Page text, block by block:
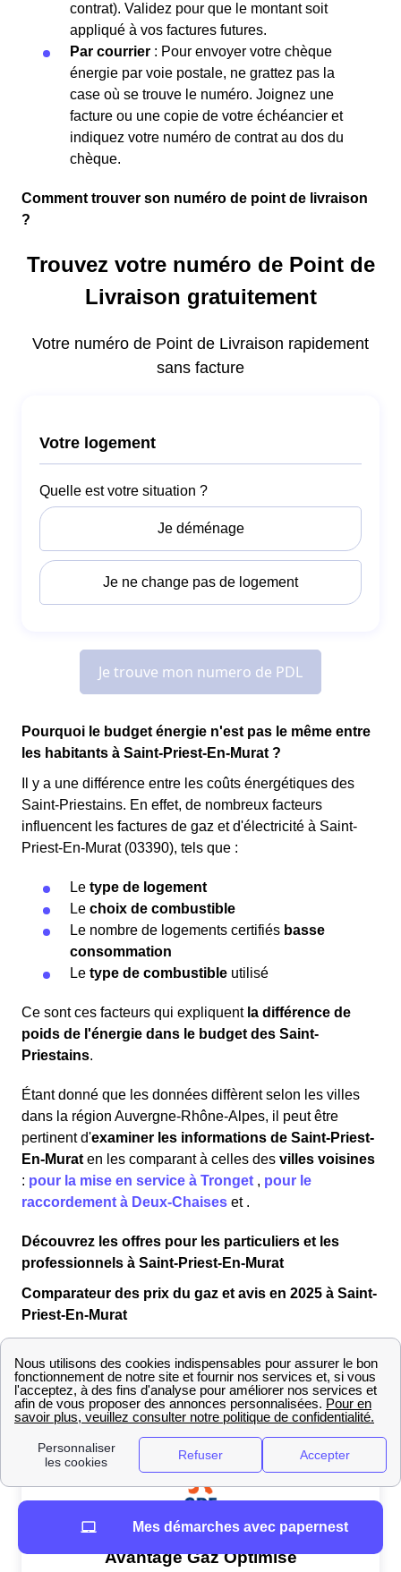
contrat). Validez pour que le montant soit
appliqué à vos factures futures.
Par courrier : Pour envoyer votre chèque
énergie par voie postale, ne grattez pas la
case où se trouve le numéro. Joignez une
facture ou une copie de votre échéancier et
indiquez votre numéro de contrat au dos du
chèque.
Comment trouver son numéro de point de livraison
?
Pourquoi le budget énergie n'est pas le même entre
les habitants à Saint-Priest-En-Murat ?
Il y a une différence entre les coûts énergétiques des
Saint-Priestains. En effet, de nombreux facteurs
influencent les factures de gaz et d'électricité à Saint-
Priest-En-Murat (03390), tels que :
Le type de logement
Le choix de combustible
Le nombre de logements certifiés basse
consommation
Le type de combustible utilisé
Ce sont ces facteurs qui expliquent la différence de
poids de l'énergie dans le budget des Saint-
Priestains.
Étant donné que les données diffèrent selon les villes
dans la région Auvergne-Rhône-Alpes, il peut être
pertinent d'examiner les informations de Saint-Priest-
En-Murat en les comparant à celles des villes voisines
: pour la mise en service à Tronget , pour le
raccordement à Deux-Chaises et .
Découvrez les offres pour les particuliers et les
professionnels à Saint-Priest-En-Murat
Comparateur des prix du gaz et avis en 2025 à Saint-
Priest-En-Murat
répondant à descritères spécifiques . Vous trouverez
dans le tableau suivant une sélection de deux offres
réalisée par nos experts.
Mes démarches avec papernest